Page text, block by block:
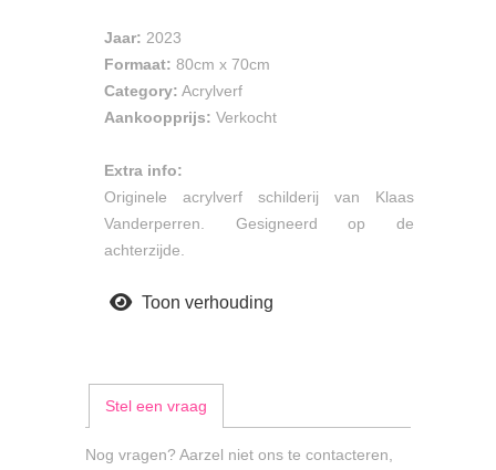
Jaar: 2023
Formaat: 80cm x 70cm
Category: Acrylverf
Aankoopprijs: Verkocht
Extra info:
Originele acrylverf schilderij van Klaas
Vanderperren. Gesigneerd op de
achterzijde.
Toon verhouding
Stel een vraag
Nog vragen? Aarzel niet ons te contacteren,